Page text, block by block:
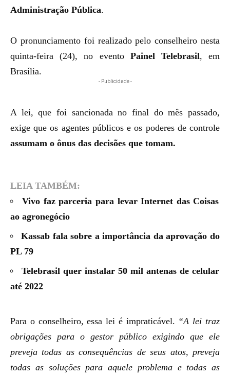
Administração Pública.
O pronunciamento foi realizado pelo conselheiro nesta
quinta-feira (24), no evento Painel Telebrasil, em
Brasília.
- Publicidade -
A lei, que foi sancionada no final do mês passado,
exige que os agentes públicos e os poderes de controle
assumam o ônus das decisões que tomam.
LEIA TAMBÉM:
Vivo faz parceria para levar Internet das Coisas
ao agronegócio
Kassab fala sobre a importância da aprovação do
PL 79
Telebrasil quer instalar 50 mil antenas de celular
até 2022
Para o conselheiro, essa lei é impraticável. “A lei traz
obrigações para o gestor público exigindo que ele
preveja todas as consequências de seus atos, preveja
todas as soluções para aquele problema e todas as